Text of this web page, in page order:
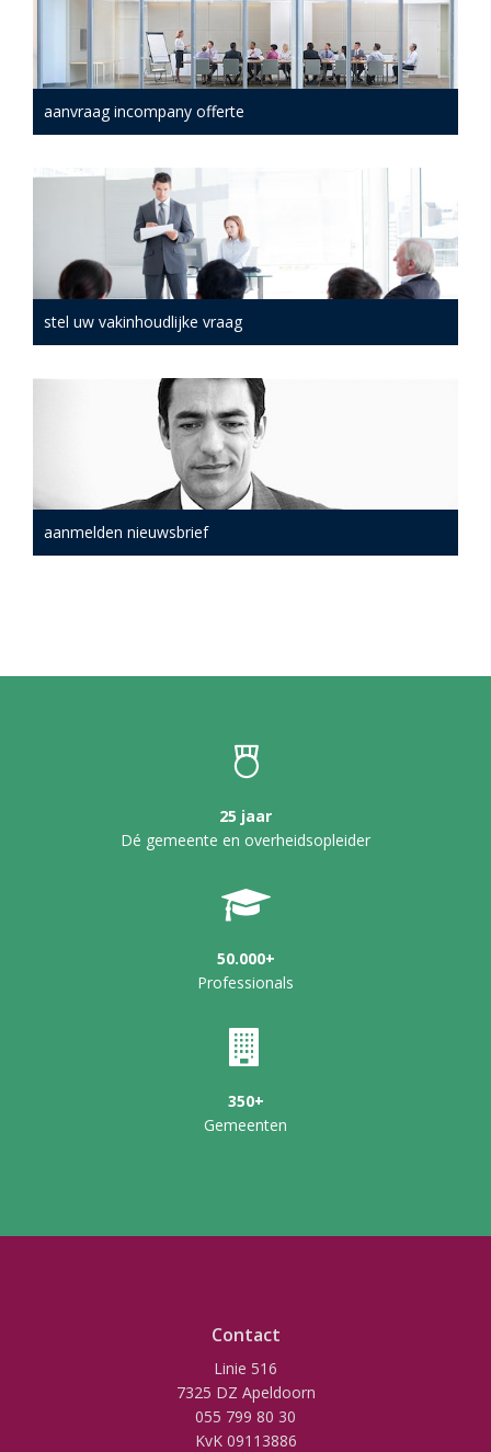
aanvraag incompany offerte
stel uw vakinhoudlijke vraag
aanmelden nieuwsbrief
25 jaar
Dé gemeente en overheidsopleider
50.000+
Professionals
350+
Gemeenten
Contact
Linie 516
7325 DZ Apeldoorn
055 799 80 30
KvK 09113886